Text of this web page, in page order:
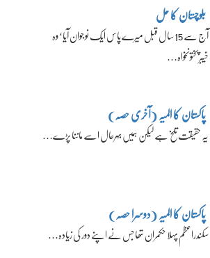
بلوچستان کا حل
آج سے 15 سال قبل میرے پاس ایک نوجوان آیا‘ وہ
خیبرپختونخواہ…
پاکستان کا المیہ (آخری حصہ)
یہ حقیقت تلخ ہے لیکن ہمیں بہرحال اسے ماننا پڑے…
پاکستان کا المیہ (دوسرا حصہ)
سکندراعظم پہلا حکمران تھا جس نے اپنے دور کی زیادہ…